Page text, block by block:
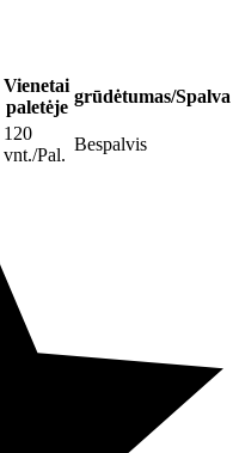
Vienetai
paletėje
grūdėtumas/Spalva
120
vnt./Pal.
Bespalvis